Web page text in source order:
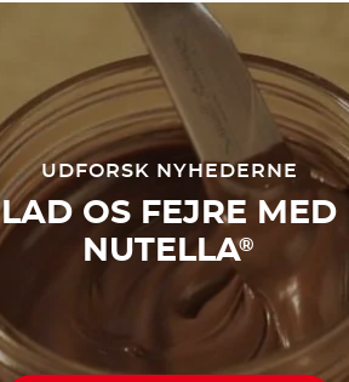
UDFORSK NYHEDERNE
LAD OS FEJRE MED
NUTELLA®